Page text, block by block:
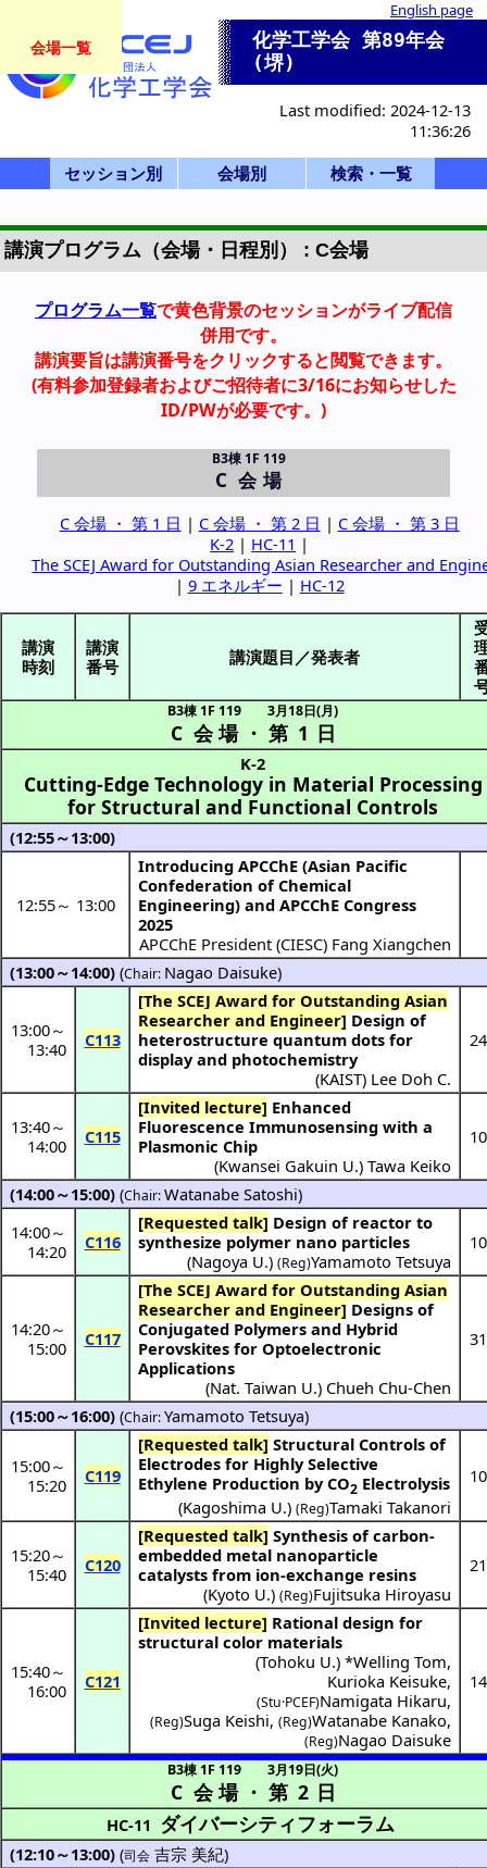
English page
化学工学会 第89年会
(堺)
Last modified: 2024-12-13
11:36:26
セッション別
ー)
ム
会場別
検索・一覧
講演プログラム（会場・日程別） : C会場
プログラム一覧で黄色背景のセッションがライブ配信
併用です。
講演要旨は講演番号をクリックすると閲覧できます。
(有料参加登録者およびご招待者に3/16にお知らせした
ID/PWが必要です。)
C 会場
B3棟 1F 119
C 会場 ・ 第 1 日 | C 会場 ・ 第 2 日 | C 会場 ・ 第 3 日
K-2 | HC-11 |
The SCEJ Award for Outstanding Asian Researcher and
| 9 エネルギー | HC-12
講演
時刻
講演
番号
講演題目／発表者
C 会場
B3棟 1F 119
・ 第 1 日
3月18日(月)
K-2
Cutting-Edge Technology in Material Processing
for Structural and Functional Controls
(12:55～13:00)
12:55～ 13:00
Introducing APCChE (Asian Pacific
Confederation of Chemical
Engineering) and APCChE Congress
2025
APCChE President (CIESC) Fang Xiangchen
(13:00～14:00) (Chair: Nagao Daisuke)
13:00～
13:40
C113
[The SCEJ Award for Outstanding Asian
Researcher and Engineer]
heterostructure quantum dots for
display and photochemistry
(KAIST) Lee Doh C.
13:40～
14:00
C115
[Invited lecture]
Fluorescence Immunosensing with a
Plasmonic Chip
(Kwansei Gakuin U.) Tawa Keiko
(14:00～15:00) (Chair:Watanabe Satoshi)
14:00～
14:20
C116
[Requested talk]
synthesize polymer nano particles
(Nagoya U.) (Reg)Yamamoto Tetsuya
14:20～
15:00
C117
[The SCEJ Award for Outstanding Asian
Researcher and Engineer]
Conjugated Polymers and Hybrid
Perovskites for Optoelectronic
Applications
(Nat. Taiwan U.) Chueh Chu-Chen
(15:00～16:00) (Chair:Yamamoto Tetsuya)
15:00～
15:20
C119
[Requested talk] Structural Controls of
Electrodes for Highly Selective
Ethylene Production by CO2 Electrolysis
(Kagoshima U.) (Reg)Tamaki Takanori
15:20～
15:40
C120
[Requested talk] Synthesis of carbon-
embedded metal nanoparticle
catalysts from ion-exchange resins
(Kyoto U.) (Reg)Fujitsuka Hiroyasu
15:40～
16:00
C121
[Invited lecture]
structural color materials
(Tohoku U.) *Welling Tom,
Kurioka Keisuke,
(Stu·PCEF)Namigata Hikaru,
(Reg)Suga Keishi, (Reg)Watanabe Kanako,
(Reg)Nagao Daisuke
C 会場
B3棟 1F 119
・ 第 2 日
3月19日(火)
HC-11 ダイバーシティフォーラム
(12:10～13:00) (司会 吉宗 美紀)
会場一覧